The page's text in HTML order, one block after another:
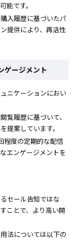
能です。
入履歴に基づいたパ
提供により、再活性
ゲージメント
ニケーションにおい
覧履歴に基づいて、
提案しています。
程度の定期的な配信
エンゲージメントを
セール告知ではな
ことで、より高い開
法については以下の